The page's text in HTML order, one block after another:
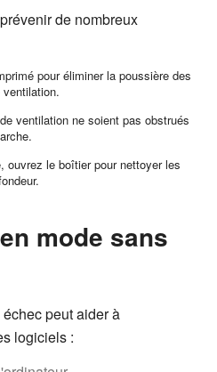
de nombreux
pour éliminer la poussière des
ventilation ne soient pas obstrués
ouvrez le boîtier pour nettoyer les
mode sans
peut aider à
logiciels :